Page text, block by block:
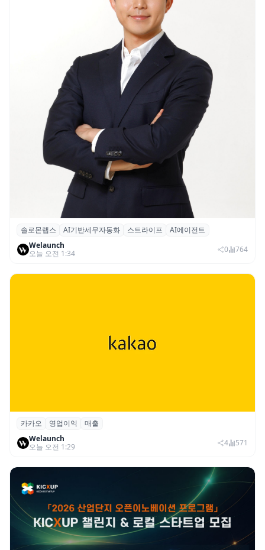
솔로몬랩스, 스트라이프 출신 이창헌 영입…
절세 전략 AI 에이전트 개발 본격화
솔로몬랩스 AI기반세무자동화 스트라이프
AI에이전트
Welaunch
오늘 오전 1:34
0 764
카카오, 2026년 2분기 매출 2조985억·영업
이익 2770억…역대 분기 최대
카카오 영업이익
매출
Welaunch
오늘 오전 1:29
4 571